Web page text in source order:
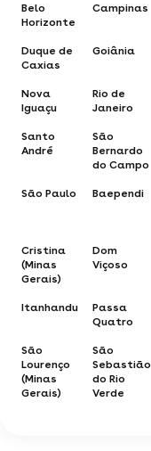
Belo
Horizonte
Campinas
Duque de
Caxias
Goiânia
Nova
Iguaçu
Rio de
Janeiro
Santo
André
São
Bernardo
do Campo
São Paulo Baependi
Cristina
(Minas
Gerais)
Dom
Viçoso
Itanhandu
Passa
Quatro
São
Lourenço
(Minas
Gerais)
São
Sebastião
do Rio
Verde